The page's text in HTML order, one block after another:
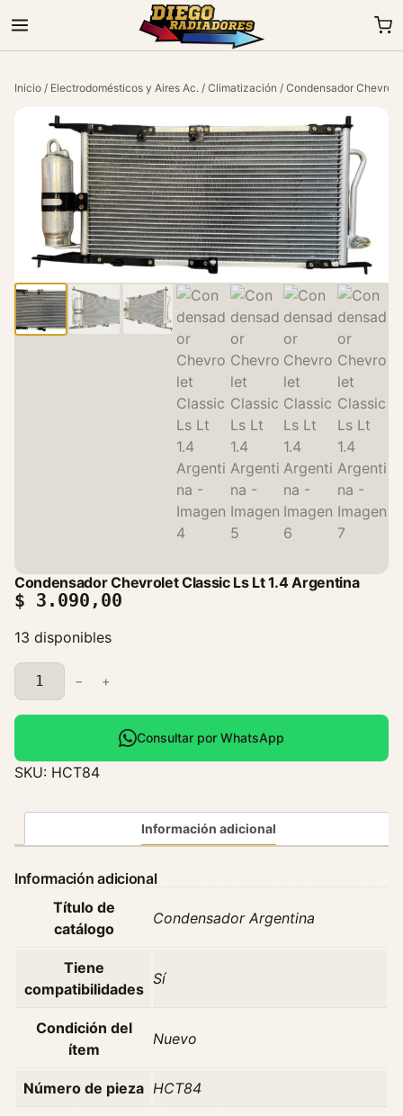
Inicio / Electrodomésticos y Aires Ac. / Climatización / Condensador
Condensador Chevrolet Classic Ls Lt 1.4 Argentina
$ 3.090,00
13 disponibles
C
o
n
e
n
d
r
e
C
− +
Consultar por WhatsApp
SKU: HCT84
Información adicional
Información adicional
Título de
catálogo
Condensador Argentina
Tiene
compatibilidades
Sí
Condición del
ítem
Nuevo
Número de pieza HCT84